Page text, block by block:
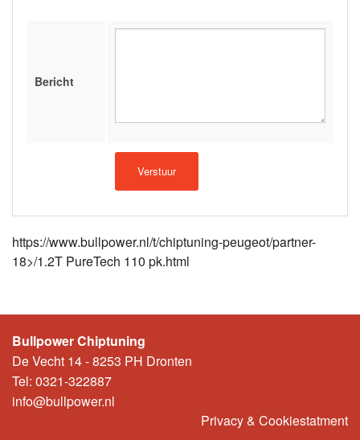
Bericht
https://www.bullpower.nl/t/chiptuning-peugeot/partner-
18>/1.2T PureTech 110 pk.html
Bullpower Chiptuning
De Vecht 14 - 8253 PH Dronten
Tel: 0321-322887
info@bullpower.nl
Privacy & Cookiestatment